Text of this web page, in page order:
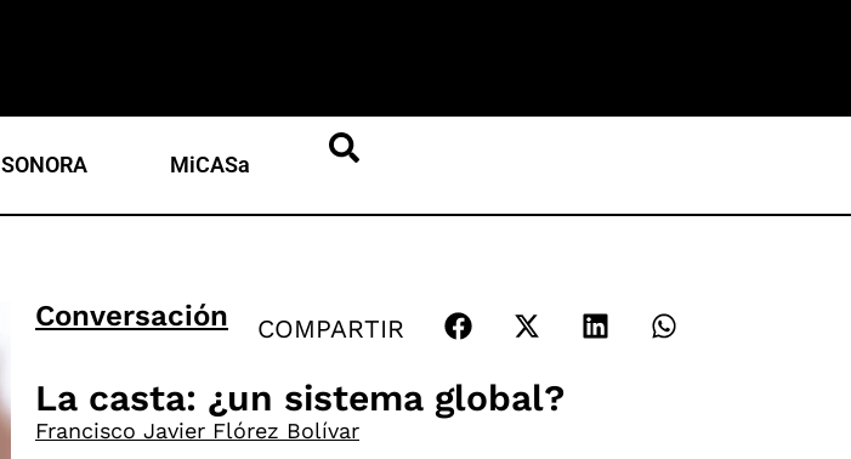
SONORA MiCASa
Conversación COMPARTIR
La casta: ¿un sistema global?
Francisco Javier Flórez Bolívar